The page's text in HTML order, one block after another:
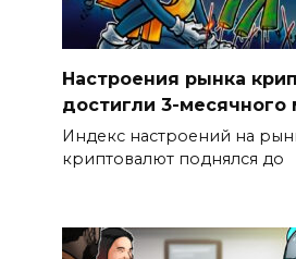
Настроения рынка
достигли 3-месячного
Индекс настроений на
криптовалют поднялся до